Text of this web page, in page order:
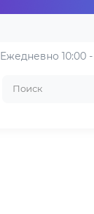
Ежедневно 10:00 -